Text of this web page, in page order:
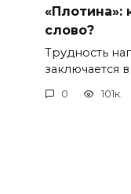
«Плотина»:
слово?
Трудность
заключается
0 101к.